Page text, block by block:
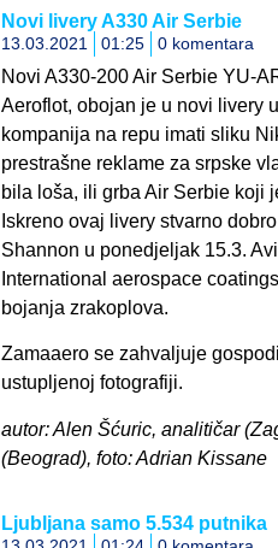
Novi livery A330 Air Serbie
13.03.2021 01:25 0 komentara
Novi A330-200 Air Serbie YU-
Aeroflot, obojan je u novi livery
kompanija na repu imati sliku
prestrašne reklame za srpske
bila loša, ili grba Air Serbie koji
Iskreno ovaj livery stvarno
Shannon u ponedjeljak 15.3.
International aerospace
bojanja zrakoplova.
Zamaaero se zahvaljuje
ustupljenoj fotografiji.
autor: Alen Šćuric, analitičar
(Beograd), foto: Adrian Kissane
Ljubljana samo 5.534 putnika